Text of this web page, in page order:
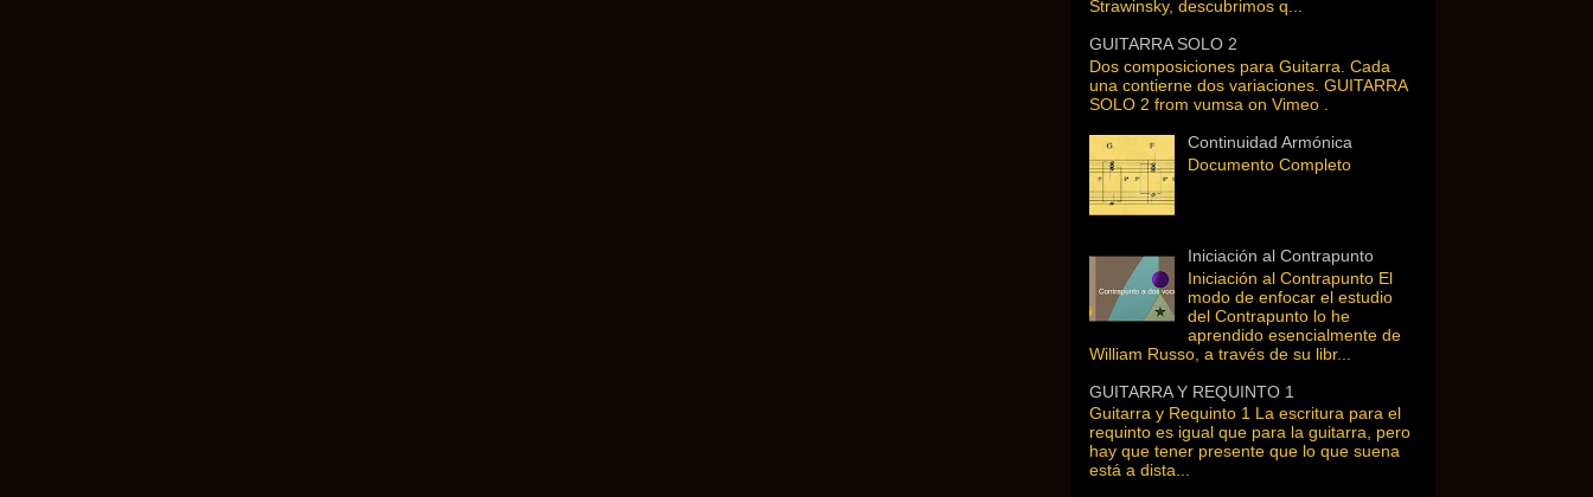
Strawinsky, descubrimos q...
GUITARRA SOLO 2
Dos composiciones para Guitarra. Cada
una contierne dos variaciones. GUITARRA
SOLO 2 from vumsa on Vimeo .
Continuidad Armónica
Documento Completo
Iniciación al Contrapunto
Iniciación al Contrapunto El
modo de enfocar el estudio
del Contrapunto lo he
aprendido esencialmente de
William Russo, a través de su libr...
GUITARRA Y REQUINTO 1
Guitarra y Requinto 1 La escritura para el
requinto es igual que para la guitarra, pero
hay que tener presente que lo que suena
está a dista...